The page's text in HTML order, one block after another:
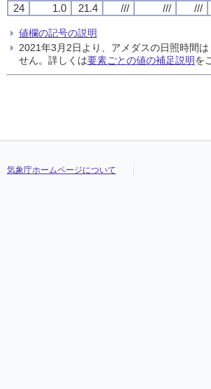
24
1.0 21.4 /// /// ///
値欄の記号の説明
2021年3月2日より、アメダスの日照時間
せん。詳しくは要素ごとの値の補足説明を
気象庁ホームページについて